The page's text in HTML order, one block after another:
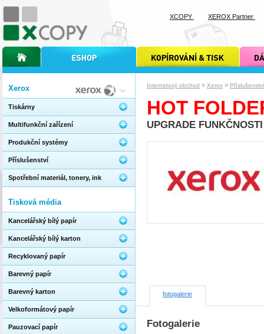
Internetový obchod » Xerox » Příslušenství
HOT
UPGRADE
fotogalerie
Fotogalerie
Xerox
Tiskárny
Multifunkční zařízení
Produkční systémy
Příslušenství
Spotřební materiál, tonery, ink
Tisková média
Kancelářský bílý papír
Kancelářský bílý karton
Recyklovaný papír
Barevný papír
Barevný karton
Velkoformátový papír
Pauzovací papír
úvodní stránka xcopyinternetový obchod xcopy kopírování a tisk xcopy dárkové
XCOPY XEROX Partner